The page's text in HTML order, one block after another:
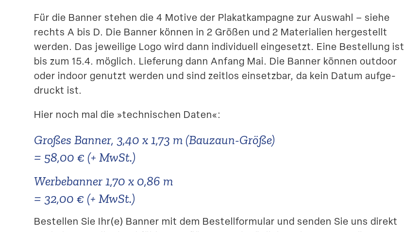
Für die Banner stehen die 4 Motive der Plakat­kam­pagne zur Auswahl – siehe
rechts A bis D. Die Banner können in 2 Größen und 2 Materialien herge­stellt
werden. Das jeweilige Logo wird dann indivi­duell einge­setzt. Eine Bestellung ist
bis zum 15.4. möglich. Lieferung dann Anfang Mai. Die Banner können outdoor
oder indoor genutzt werden und sind zeitlos einsetzbar, da kein Datum aufge­
druckt ist.
Hier noch mal die »techni­schen Daten«:
Großes Banner, 3,40 x 1,73 m (Bauzaun-Größe)
= 58,00 € (+ MwSt.)
Werbe­banner 1,70 x 0,86 m
= 32,00 € (+ MwSt.)
Bestellen Sie Ihr(e) Banner mit dem Bestell­for­mular und senden Sie uns direkt